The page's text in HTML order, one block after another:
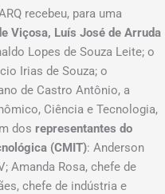
recebeu, para uma
Viçosa, Luís José de Arruda
Lopes de Souza Leite; o
Irias de Souza; o
de Castro Antônio, a
Ciência e Tecnologia,
dos representantes do
(CMIT): Anderson
Amanda Rosa, chefe de
chefe de indústria e